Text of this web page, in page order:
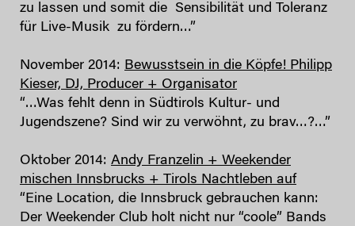
zu lassen und somit die Sensibilität und Toleranz
für Live-Musik zu fördern…”
November 2014: Bewusstsein in die Köpfe! Philipp
Kieser, DJ, Producer + Organisator
“…Was fehlt denn in Südtirols Kultur- und
Jugendszene? Sind wir zu verwöhnt, zu brav…?…”
Oktober 2014: Andy Franzelin + Weekender
mischen Innsbrucks + Tirols Nachtleben auf
“Eine Location, die Innsbruck gebrauchen kann:
Der Weekender Club holt nicht nur “coole” Bands